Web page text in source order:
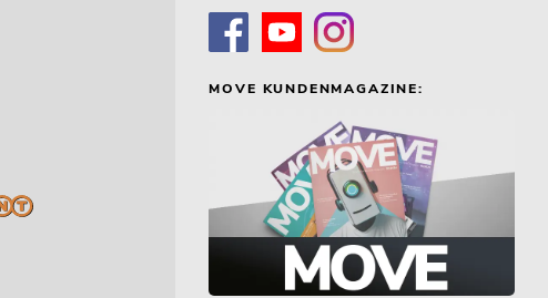
MOVE KUNDENMAGAZINE: